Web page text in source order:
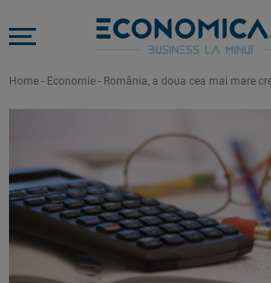
Home - Economie - România, a doua cea mai mare